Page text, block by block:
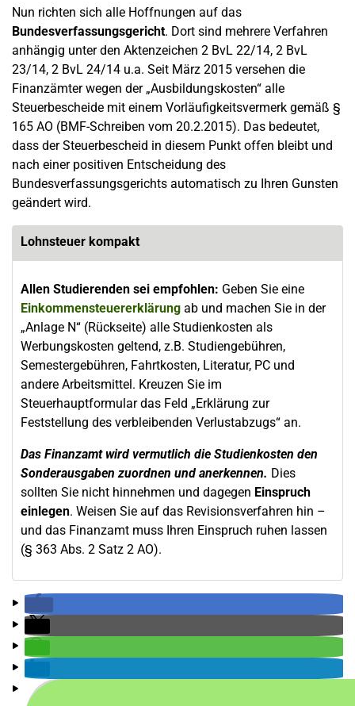
Nun richten sich alle Hoffnungen auf das
Bundesverfassungsgericht. Dort sind mehrere Verfahren
anhängig unter den Aktenzeichen 2 BvL 22/14, 2 BvL
23/14, 2 BvL 24/14 u.a. Seit März 2015 versehen die
Finanzämter wegen der „Ausbildungskosten“ alle
Steuerbescheide mit einem Vorläufigkeitsvermerk gemäß §
165 AO (BMF-Schreiben vom 20.2.2015). Das bedeutet,
dass der Steuerbescheid in diesem Punkt offen bleibt und
nach einer positiven Entscheidung des
Bundesverfassungsgerichts automatisch zu Ihren Gunsten
geändert wird.
Lohnsteuer kompakt
Allen Studierenden sei empfohlen: Geben Sie eine
Einkommensteuererklärung ab und machen Sie in der
„Anlage N“ (Rückseite) alle Studienkosten als
Werbungskosten geltend, z.B. Studiengebühren,
Semestergebühren, Fahrtkosten, Literatur, PC und
andere Arbeitsmittel. Kreuzen Sie im
Steuerhauptformular das Feld „Erklärung zur
Feststellung des verbleibenden Verlustabzugs“ an.
Das Finanzamt wird vermutlich die Studienkosten den
Sonderausgaben zuordnen und anerkennen. Dies
sollten Sie nicht hinnehmen und dagegen Einspruch
einlegen. Weisen Sie auf das Revisionsverfahren hin –
und das Finanzamt muss Ihren Einspruch ruhen lassen
(§ 363 Abs. 2 Satz 2 AO).